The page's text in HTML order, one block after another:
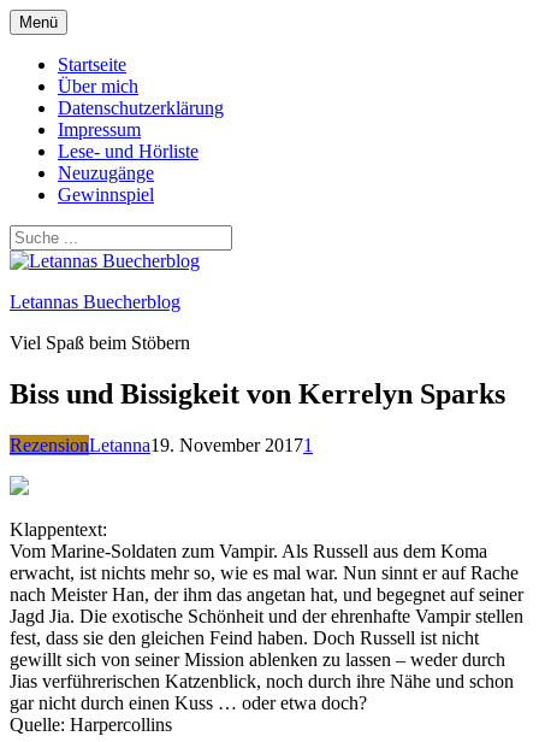
Zum
Inhalt
springen
Menü
Startseite
Über mich
Datenschutzerklärung
Impressum
Lese- und Hörliste
Neuzugänge
Gewinnspiel
Letannas Buecherblog
Viel Spaß beim Stöbern
Biss und Bissigkeit von Kerrelyn Sparks
RezensionLetanna19. November 20171
Klappentext:
Vom Marine-Soldaten zum Vampir. Als Russell aus dem Koma
erwacht, ist nichts mehr so, wie es mal war. Nun sinnt er auf Rache
nach Meister Han, der ihm das angetan hat, und begegnet auf seiner
Jagd Jia. Die exotische Schönheit und der ehrenhafte Vampir stellen
fest, dass sie den gleichen Feind haben. Doch Russell ist nicht
gewillt sich von seiner Mission ablenken zu lassen – weder durch
Jias verführerischen Katzenblick, noch durch ihre Nähe und schon
gar nicht durch einen Kuss … oder etwa doch?
Quelle: Harpercollins